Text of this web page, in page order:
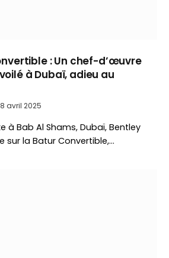
: Un chef-d’œuvre
à Dubaï, adieu au
avril 2025
à Bab Al Shams, Dubaï, Bentley
sur la Batur Convertible,…